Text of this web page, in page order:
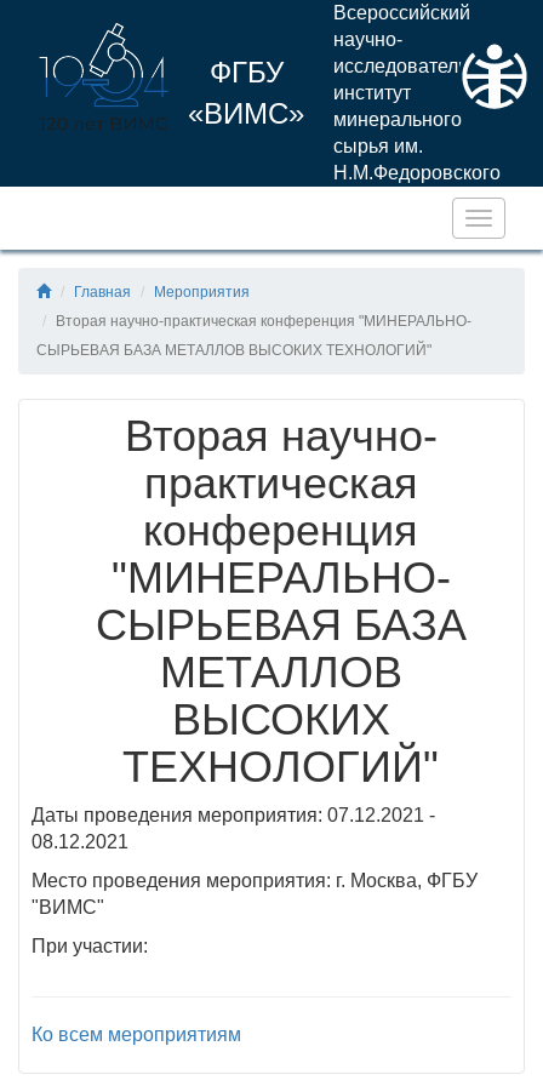
ФГБУ
«ВИМС»
Всероссийский
научно-
исследовательский
институт
минерального
сырья им.
Н.М.Федоровского
Главная
Мероприятия
Вторая научно-практическая конференция "МИНЕРАЛЬНО-
СЫРЬЕВАЯ БАЗА МЕТАЛЛОВ ВЫСОКИХ ТЕХНОЛОГИЙ"
Вторая научно-
практическая
конференция
"МИНЕРАЛЬНО-
СЫРЬЕВАЯ БАЗА
МЕТАЛЛОВ
ВЫСОКИХ
ТЕХНОЛОГИЙ"
Даты проведения мероприятия: 07.12.2021 -
08.12.2021
Место проведения мероприятия: г. Москва, ФГБУ
"ВИМС"
При участии:
Ко всем мероприятиям